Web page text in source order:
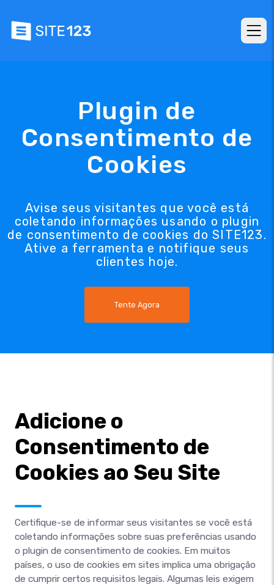
Plugin de
Consentimento de
Cookies
Avise seus visitantes que você está
coletando informações usando o plugin
de consentimento de cookies do SITE123.
Ative a ferramenta e notifique seus
clientes hoje.
Tente Agora
Adicione o
Consentimento de
Cookies ao Seu Site
Certifique-se de informar seus visitantes se você está
coletando informações sobre suas preferências usando
o plugin de consentimento de cookies. Em muitos
países, o uso de cookies em sites implica uma obrigação
de cumprir certos requisitos legais. Algumas leis exigem